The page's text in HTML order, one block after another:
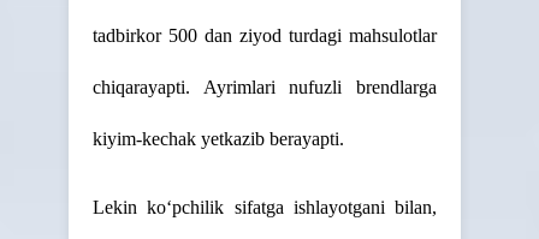
tadbirkor 500 dan ziyod turdagi mahsulotlar
chiqarayapti. Ayrimlari nufuzli brendlarga
kiyim-kechak yetkazib berayapti.
Lekin ko‘pchilik sifatga ishlayotgani bilan,